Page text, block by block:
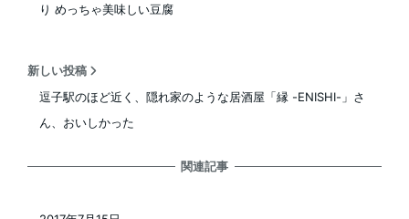
り めっちゃ美味しい豆腐
新しい投稿
逗子駅のほど近く、隠れ家のような居酒屋「縁 -ENISHI-」さ
ん、おいしかった
関連記事